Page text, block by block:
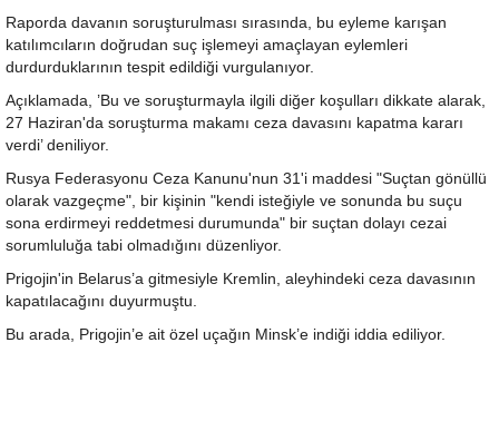
Raporda davanın soruşturulması sırasında, bu eyleme karışan
katılımcıların doğrudan suç işlemeyi amaçlayan eylemleri
durdurduklarının tespit edildiği vurgulanıyor.
Açıklamada, ’Bu ve soruşturmayla ilgili diğer koşulları dikkate alarak,
27 Haziran'da soruşturma makamı ceza davasını kapatma kararı
verdi’ deniliyor.
Rusya Federasyonu Ceza Kanunu'nun 31'i maddesi "Suçtan gönüllü
olarak vazgeçme", bir kişinin "kendi isteğiyle ve sonunda bu suçu
sona erdirmeyi reddetmesi durumunda" bir suçtan dolayı cezai
sorumluluğa tabi olmadığını düzenliyor.
Prigojin'in Belarus’a gitmesiyle Kremlin, aleyhindeki ceza davasının
kapatılacağını duyurmuştu.
Bu arada, Prigojin’e ait özel uçağın Minsk’e indiği iddia ediliyor.